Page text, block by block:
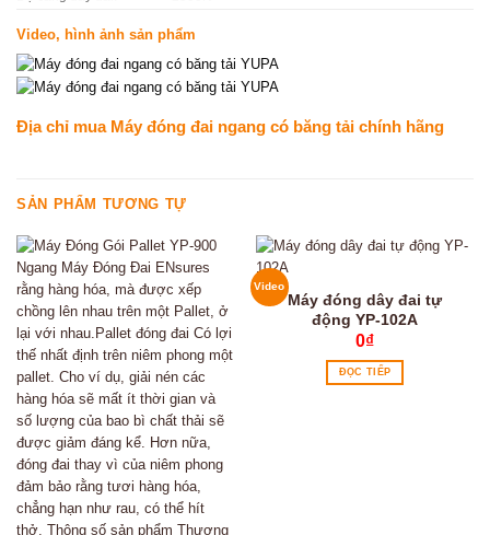
Video, hình ảnh sản phẩm
Địa chỉ mua Máy đóng đai ngang có băng tải chính hãng
SẢN PHẨM TƯƠNG TỰ
Video
Máy đóng dây đai tự
động YP-102A
0₫
ĐỌC TIẾP